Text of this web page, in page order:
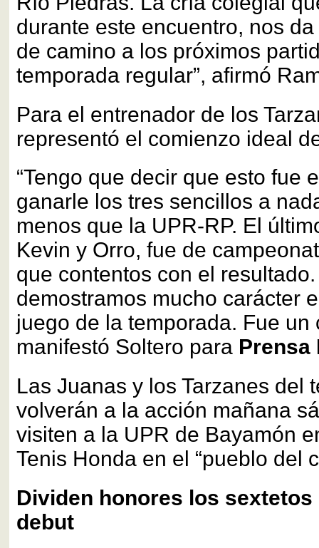
durante este encuentro, nos
de camino a los próximos
temporada regular”, afirmó
Para el entrenador de los
representó el comienzo ideal
“Tengo que decir que esto fue
ganarle los tres sencillos a
menos que la UPR-RP. El
Kevin y Orro, fue de
que contentos con el
demostramos mucho carácter
juego de la temporada. Fue un
manifestó Soltero para Prensa
Las Juanas y los Tarzanes del
volverán a la acción mañana
visiten a la UPR de Bayamón
Tenis Honda en el “pueblo del
Dividen honores los
debut